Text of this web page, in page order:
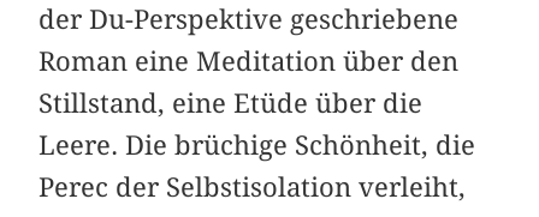
der Du-Perspektive geschriebene
Roman eine Meditation über den
Stillstand, eine Etüde über die
Leere. Die brüchige Schönheit, die
Perec der Selbstisolation verleiht,